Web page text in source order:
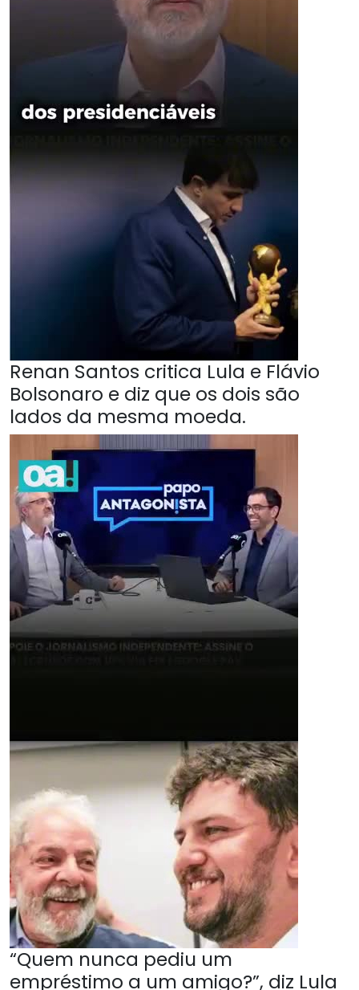
Renan Santos critica Lula e Flávio
Bolsonaro e diz que os dois são
lados da mesma moeda.
“Quem nunca pediu um
empréstimo a um amigo?”, diz Lula